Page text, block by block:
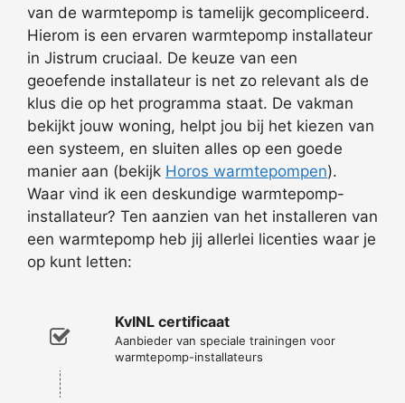
van de warmtepomp is tamelijk gecompliceerd.
Hierom is een ervaren warmtepomp installateur
in Jistrum cruciaal. De keuze van een
geoefende installateur is net zo relevant als de
klus die op het programma staat. De vakman
bekijkt jouw woning, helpt jou bij het kiezen van
een systeem, en sluiten alles op een goede
manier aan (bekijk Horos warmtepompen).
Waar vind ik een deskundige warmtepomp-
installateur? Ten aanzien van het installeren van
een warmtepomp heb jij allerlei licenties waar je
op kunt letten:
KvINL certificaat
Aanbieder van speciale trainingen voor
warmtepomp-installateurs